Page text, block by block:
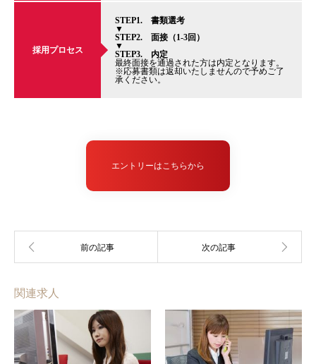
採用プロセス
STEP1. 書類選考
▼
STEP2. 面接（1-3回）
▼
STEP3. 内定
最終面接を通過された方は内定となります。
※応募書類は返却いたしませんので予めご了
承ください。
エントリーはこちらから
関連求人